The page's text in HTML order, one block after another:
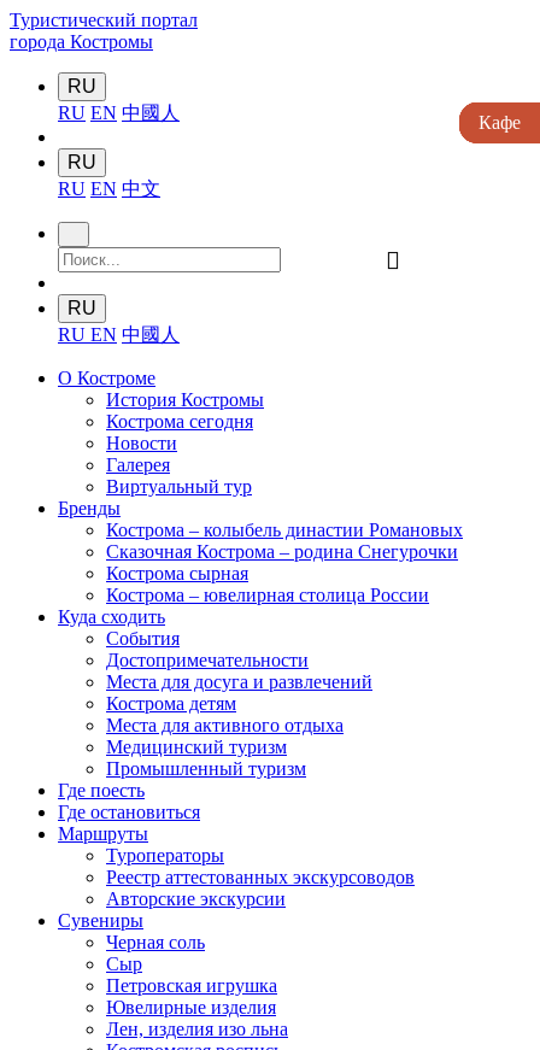
Туристический портал
города Костромы
RU
RU EN 中國人
RU
RU EN 中文
󰍉
RU
RU EN 中國人
О Костроме
История Костромы
Кострома сегодня
Новости
Галерея
Виртуальный тур
Бренды
Кострома – колыбель династии Романовых
Сказочная Кострома – родина Снегурочки
Кострома сырная
Кострома – ювелирная столица России
Куда сходить
События
Достопримечательности
Места для досуга и развлечений
Кострома детям
Места для активного отдыха
Медицинский туризм
Промышленный туризм
Где поесть
Где остановиться
Маршруты
Туроператоры
Реестр аттестованных экскурсоводов
Авторские экскурсии
Сувениры
Черная соль
Сыр
Петровская игрушка
Ювелирные изделия
Лен, изделия изо льна
Кафе
Кафе
Кафе
Кафе
Кафе